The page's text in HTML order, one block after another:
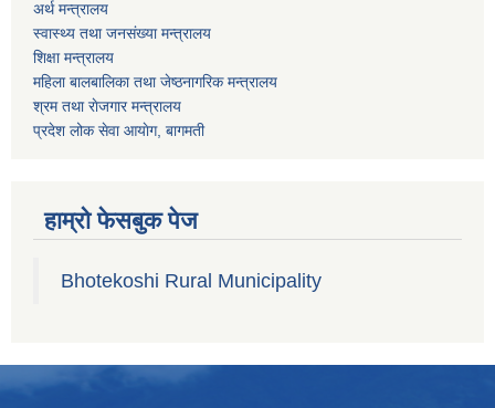
अर्थ मन्त्रालय
स्वास्थ्य तथा जनस‌ंख्या मन्त्रालय
शिक्षा मन्त्रालय
महिला बालबालिका तथा जेष्ठनागरिक मन्त्रालय
श्रम तथा राेजगार मन्त्रालय
प्रदेश लोक सेवा आयाेग, बागमती
हाम्रो फेसबुक पेज
Bhotekoshi Rural Municipality